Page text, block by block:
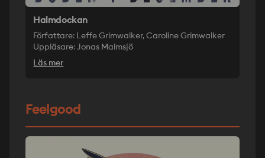
Halmdockan
Författare: Leffe Grimwalker, Caroline Grimwalker
Uppläsare: Jonas Malmsjö
Läs mer
Feelgood